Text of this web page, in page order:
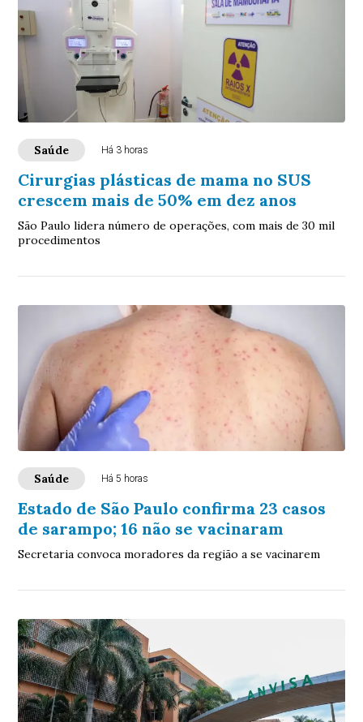
Saúde Há 3 horas
Cirurgias plásticas de mama no SUS
crescem mais de 50% em dez anos
São Paulo lidera número de operações, com mais de 30 mil
procedimentos
Saúde Há 5 horas
Estado de São Paulo confirma 23 casos
de sarampo; 16 não se vacinaram
Secretaria convoca moradores da região a se vacinarem